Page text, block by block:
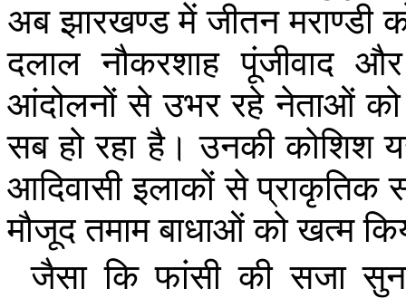
अब झारखण्ड में जीतन मराण्डी
दलाल नौकरशाह पूंजीवाद और
आंदोलनों से उभर रहे नेताओं को
सब हो रहा है। उनकी कोशिश
आदिवासी इलाकों से प्राकृतिक
मौजूद तमाम बाधाओं को खत्म
जैसा कि फांसी की सजा